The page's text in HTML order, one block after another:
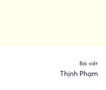
Bài viết
Thịnh Phạm